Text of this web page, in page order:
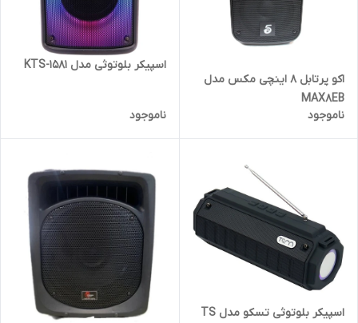
اکو پرتابل 8 اینچی مکس مدل
MAX8EB
ناموجود
اسپیکر بلوتوثی مدل KTS-1581
ناموجود
اسپیکر بلوتوثی تسکو مدل TS